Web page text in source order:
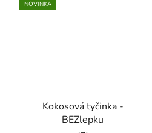
NOVINKA
Kokosová tyčinka -
BEZlepku